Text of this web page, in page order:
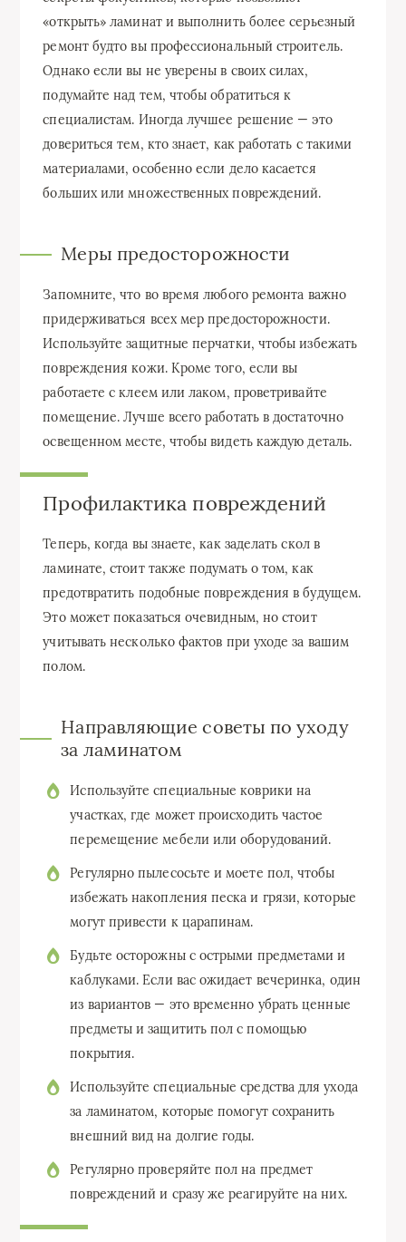
«открыть» ламинат и выполнить более серьезный
ремонт будто вы профессиональный строитель.
Однако если вы не уверены в своих силах,
подумайте над тем, чтобы обратиться к
специалистам. Иногда лучшее решение — это
довериться тем, кто знает, как работать с такими
материалами, особенно если дело касается
больших или множественных повреждений.
Меры предосторожности
Запомните, что во время любого ремонта важно
придерживаться всех мер предосторожности.
Используйте защитные перчатки, чтобы избежать
повреждения кожи. Кроме того, если вы
работаете с клеем или лаком, проветривайте
помещение. Лучше всего работать в достаточно
освещенном месте, чтобы видеть каждую деталь.
Профилактика повреждений
Теперь, когда вы знаете, как заделать скол в
ламинате, стоит также подумать о том, как
предотвратить подобные повреждения в будущем.
Это может показаться очевидным, но стоит
учитывать несколько фактов при уходе за вашим
полом.
Направляющие советы по уходу
за ламинатом
Используйте специальные коврики на
участках, где может происходить частое
перемещение мебели или оборудований.
Регулярно пылесосьте и моете пол, чтобы
избежать накопления песка и грязи, которые
могут привести к царапинам.
Будьте осторожны с острыми предметами и
каблуками. Если вас ожидает вечеринка, один
из вариантов — это временно убрать ценные
предметы и защитить пол с помощью
покрытия.
Используйте специальные средства для ухода
за ламинатом, которые помогут сохранить
внешний вид на долгие годы.
Регулярно проверяйте пол на предмет
повреждений и сразу же реагируйте на них.